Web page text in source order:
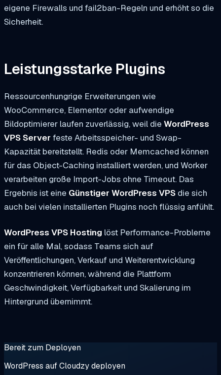
eigene Firewalls und fail2ban-Regeln und erhöht so die
Sicherheit.
Leistungsstarke Plugins
Ressourcenhungrige Erweiterungen wie
WooCommerce, Elementor oder aufwendige
Bildoptimierer laufen zuverlässig, weil die WordPress
VPS Server feste Arbeitsspeicher- und Swap-
Kapazität bereitstellt. Redis oder Memcached können
für das Object-Caching installiert werden, und Worker
verarbeiten große Import-Jobs ohne Timeout. Das
Ergebnis ist eine Günstiger WordPress VPS die sich
auch bei vielen installierten Plugins noch flüssig anfühlt.
WordPress VPS Hosting löst Performance-Probleme
ein für alle Mal, sodass Teams sich auf
Veröffentlichungen, Verkauf und Weiterentwicklung
konzentrieren können, während die Plattform
Geschwindigkeit, Verfügbarkeit und Skalierung im
Hintergrund übernimmt.
Bereit zum Deployen
WordPress auf Cloudzy deployen